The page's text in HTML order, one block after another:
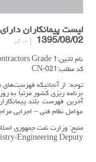
1395/08/02
۱۳ آذر
نام لاتین:Iranian Oil & Gas Contractors Grade 1
کد مطلب:CN-021
توجه: از آنجائيكه
برنامه ریزی کشور مرتباً به
آخرين فهرست بلند
عوامل نظام فني – اجرايي
منبع: وزارت نفت جمهوری
Engineering Deputy